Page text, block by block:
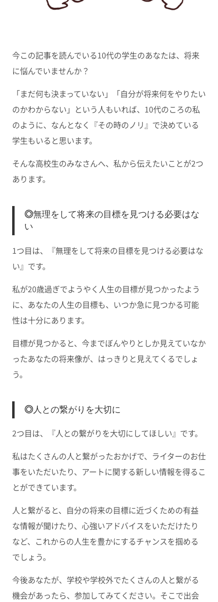
今この記事を読んでいる10代の学生のあなたは、将来
に悩んでいませんか？
「まだ何も決まっていない」「自分が将来何をやりたい
のかわからない」という人もいれば、10代のころの私
のように、なんとなく『その時のノリ』で決めている
学生もいると思います。
そんな高校生のみなさんへ、私から伝えたいことが2つ
あります。
◎無理をして将来の目標を見つける必要はな
い
1つ目は、『無理をして将来の目標を見つける必要はな
い』です。
私が20歳過ぎでようやく人生の目標が見つかったよう
に、あなたの人生の目標も、いつか急に見つかる可能
性は十分にあります。
目標が見つかると、今までぼんやりとしか見えていなか
ったあなたの将来像が、はっきりと見えてくるでしょ
う。
◎人との繋がりを大切に
2つ目は、『人との繋がりを大切にしてほしい』です。
私はたくさんの人と繋がったおかげで、ライターのお仕
事をいただいたり、アートに関する新しい情報を得るこ
とができています。
人と繋がると、自分の将来の目標に近づくための有益
な情報が聞けたり、心強いアドバイスをいただけたり
など、これからの人生を豊かにするチャンスを掴める
でしょう。
今後あなたが、学校や学校外でたくさんの人と繋がる
機会があったら、参加してみてください。そこで出会